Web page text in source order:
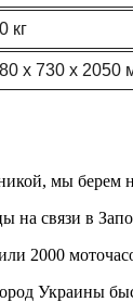
кг
x 730 x 2050
мы берем
на связи в
2000
Украины